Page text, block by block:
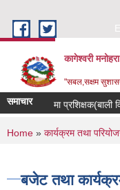
कागेश्वरी
"सबल,सक्षम
समाचार
मा.वि. मा प्रशिक्षक(बाली
You are
Home » कार्यक्रम तथा
बजेट तथा